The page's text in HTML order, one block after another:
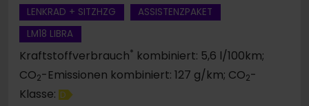
LENKRAD + SITZHZG
ASSISTENZPAKET
LM18 LIBRA
Kraftstoffverbrauch* kombiniert: 5,6 l/100km;
CO2-Emissionen kombiniert: 127 g/km; CO2-
Klasse: D